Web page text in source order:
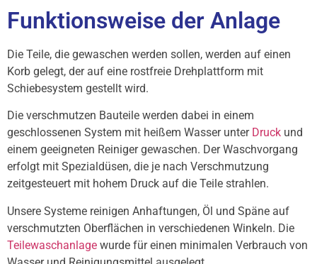
Funktionsweise der Anlage
Die Teile, die gewaschen werden sollen, werden auf einen
Korb gelegt, der auf eine rostfreie Drehplattform mit
Schiebesystem gestellt wird.
Die verschmutzen Bauteile werden dabei in einem
geschlossenen System mit heißem Wasser unter Druck und
einem geeigneten Reiniger gewaschen. Der Waschvorgang
erfolgt mit Spezialdüsen, die je nach Verschmutzung
zeitgesteuert mit hohem Druck auf die Teile strahlen.
Unsere Systeme reinigen Anhaftungen, Öl und Späne auf
verschmutzten Oberflächen in verschiedenen Winkeln. Die
Teilewaschanlage wurde für einen minimalen Verbrauch von